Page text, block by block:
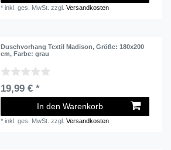
*inkl. ges. MwSt. zzgl.Versandkosten
Duschvorhang Textil Madison, Größe: 180x200
cm, Farbe: grau
19,99 € *
In den Warenkorb
*inkl. ges. MwSt. zzgl.Versandkosten